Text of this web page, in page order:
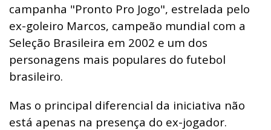
campanha "Pronto Pro Jogo", estrelada pelo
ex-goleiro Marcos, campeão mundial com a
Seleção Brasileira em 2002 e um dos
personagens mais populares do futebol
brasileiro.
Mas o principal diferencial da iniciativa não
está apenas na presença do ex-jogador.